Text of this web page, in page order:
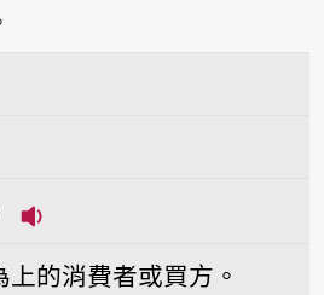
的消費者或買方。